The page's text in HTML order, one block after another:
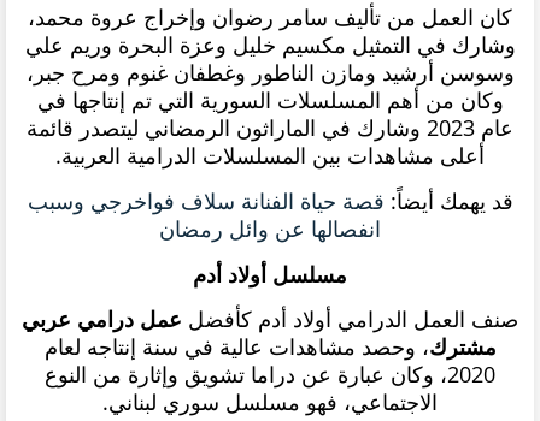
كان العمل من تأليف سامر رضوان وإخراج عروة محمد،
وشارك في التمثيل مكسيم خليل وعزة البحرة وريم علي
وسوسن أرشيد ومازن الناطور وغطفان غنوم ومرح جبر،
وكان من أهم المسلسلات السورية التي تم إنتاجها في
عام 2023 وشارك في الماراثون الرمضاني ليتصدر قائمة
أعلى مشاهدات بين المسلسلات الدرامية العربية.
قد يهمك أيضاً: قصة حياة الفنانة سلاف فواخرجي وسبب
انفصالها عن وائل رمضان
مسلسل أولاد أدم
صنف العمل الدرامي أولاد أدم كأفضل عمل درامي عربي
مشترك، وحصد مشاهدات عالية في سنة إنتاجه لعام
2020، وكان عبارة عن دراما تشويق وإثارة من النوع
الاجتماعي، فهو مسلسل سوري لبناني.